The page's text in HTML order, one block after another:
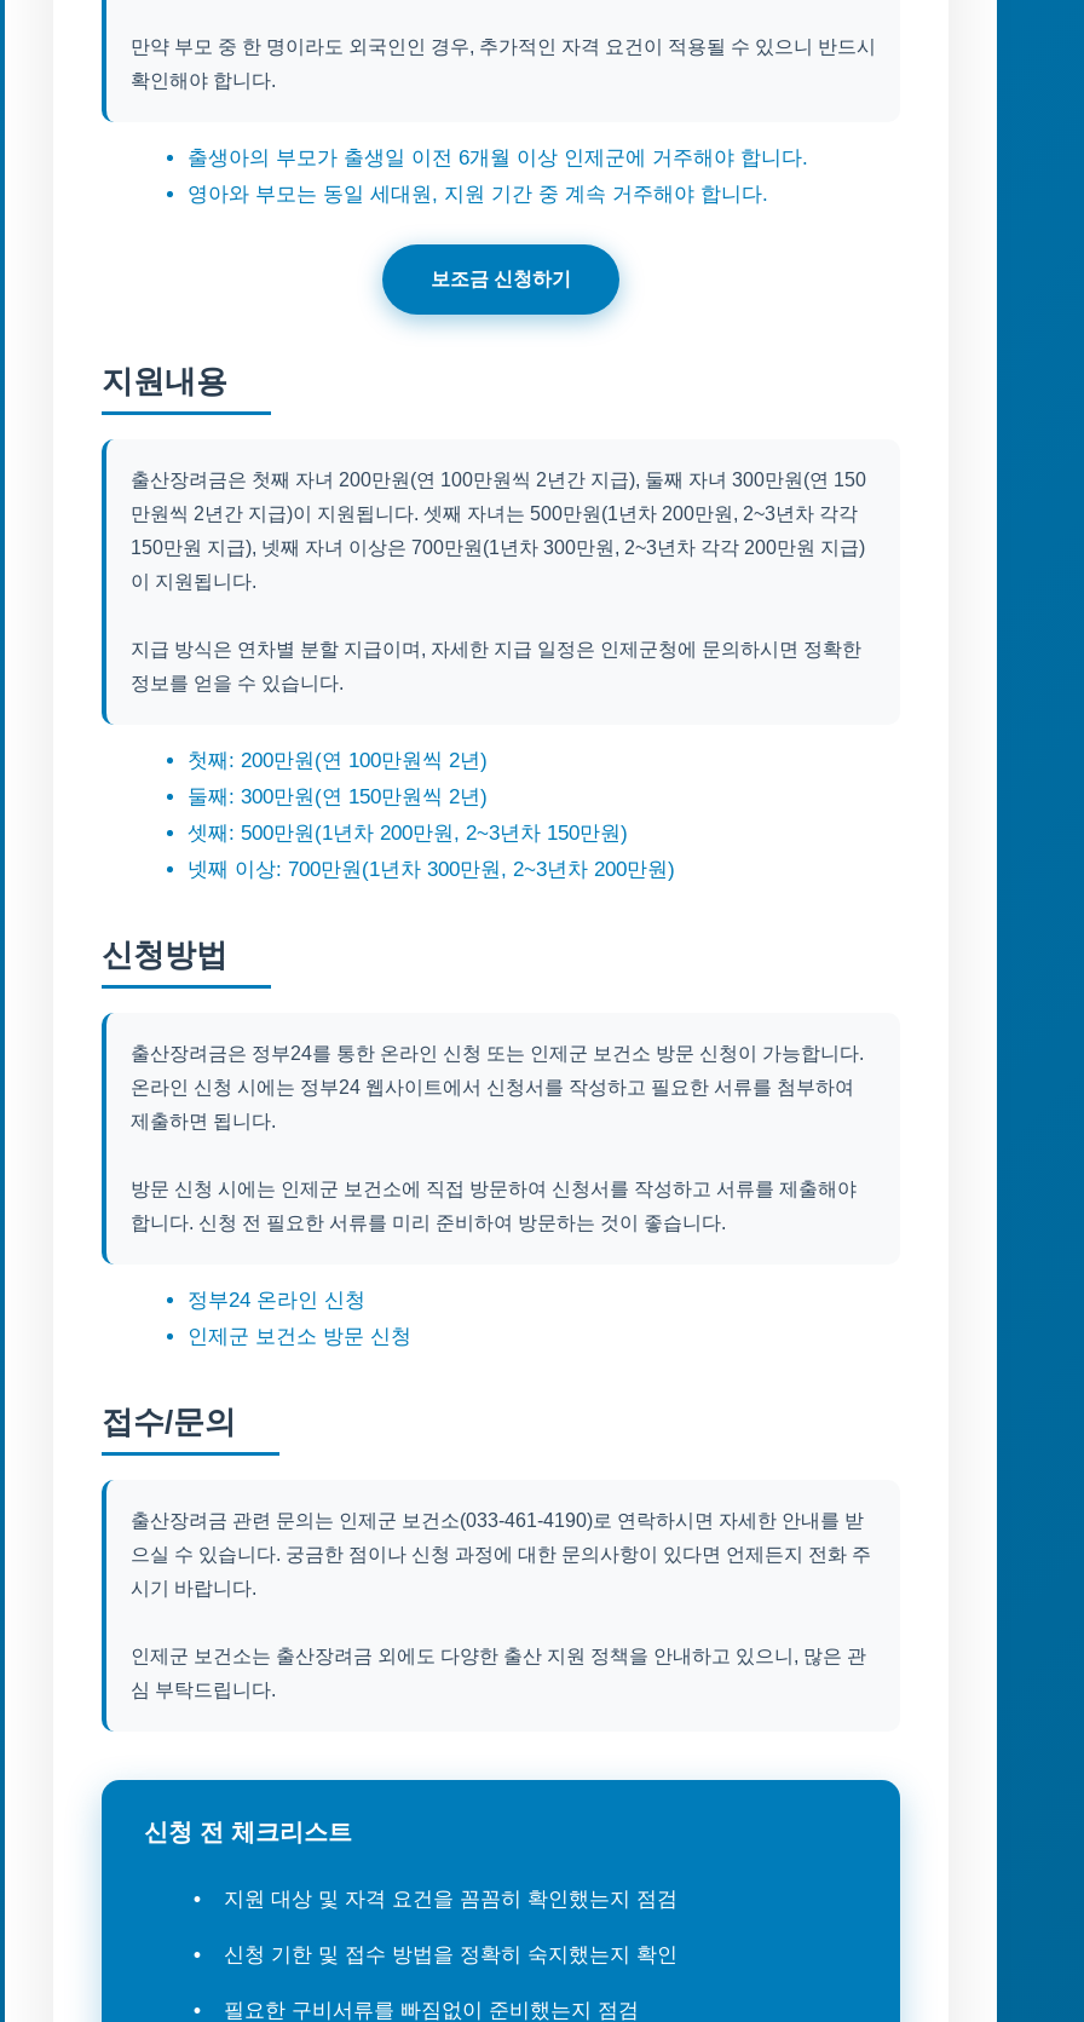
만약 부모 중 한 명이라도 외국인인 경우, 추가적인 자격 요건이 적용될 수 있으니 반드시
확인해야 합니다.
출생아의 부모가 출생일 이전 6개월 이상 인제군에 거주해야 합니다.
영아와 부모는 동일 세대원, 지원 기간 중 계속 거주해야 합니다.
보조금 신청하기
지원내용
출산장려금은 첫째 자녀 200만원(연 100만원씩 2년간 지급), 둘째 자녀 300만원(연 150
만원씩 2년간 지급)이 지원됩니다. 셋째 자녀는 500만원(1년차 200만원, 2~3년차 각각
150만원 지급), 넷째 자녀 이상은 700만원(1년차 300만원, 2~3년차 각각 200만원 지급)
이 지원됩니다.
지급 방식은 연차별 분할 지급이며, 자세한 지급 일정은 인제군청에 문의하시면 정확한
정보를 얻을 수 있습니다.
첫째: 200만원(연 100만원씩 2년)
둘째: 300만원(연 150만원씩 2년)
셋째: 500만원(1년차 200만원, 2~3년차 150만원)
넷째 이상: 700만원(1년차 300만원, 2~3년차 200만원)
신청방법
출산장려금은 정부24를 통한 온라인 신청 또는 인제군 보건소 방문 신청이 가능합니다.
온라인 신청 시에는 정부24 웹사이트에서 신청서를 작성하고 필요한 서류를 첨부하여
제출하면 됩니다.
방문 신청 시에는 인제군 보건소에 직접 방문하여 신청서를 작성하고 서류를 제출해야
합니다. 신청 전 필요한 서류를 미리 준비하여 방문하는 것이 좋습니다.
정부24 온라인 신청
인제군 보건소 방문 신청
접수/문의
출산장려금 관련 문의는 인제군 보건소(033-461-4190)로 연락하시면 자세한 안내를 받
으실 수 있습니다. 궁금한 점이나 신청 과정에 대한 문의사항이 있다면 언제든지 전화 주
시기 바랍니다.
인제군 보건소는 출산장려금 외에도 다양한 출산 지원 정책을 안내하고 있으니, 많은 관
심 부탁드립니다.
신청 전 체크리스트
지원 대상 및 자격 요건을 꼼꼼히 확인했는지 점검
신청 기한 및 접수 방법을 정확히 숙지했는지 확인
필요한 구비서류를 빠짐없이 준비했는지 점검